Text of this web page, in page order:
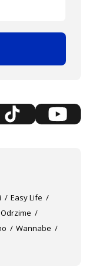
Easy Life
Odrzime
Wannabe